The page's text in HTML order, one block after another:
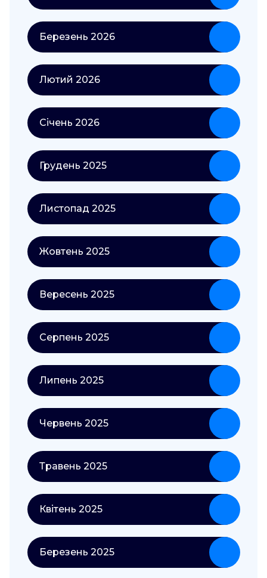
Березень 2026
Лютий 2026
Січень 2026
Грудень 2025
Листопад 2025
Жовтень 2025
Вересень 2025
Серпень 2025
Липень 2025
Червень 2025
Травень 2025
Квітень 2025
Березень 2025